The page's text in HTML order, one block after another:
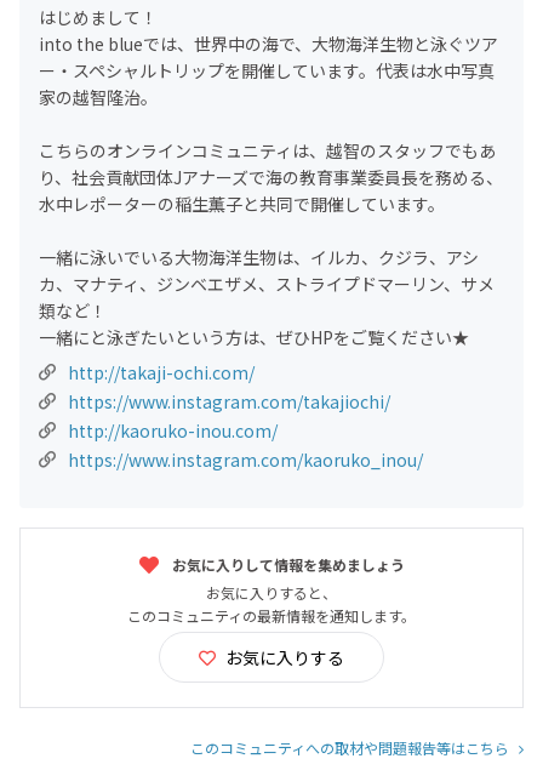
はじめまして！
into the blueでは、世界中の海で、大物海洋生物と泳ぐツア
ー・スペシャルトリップを開催しています。代表は水中写真
家の越智隆治。
こちらのオンラインコミュニティは、越智のスタッフでもあ
り、社会貢献団体Jアナーズで海の教育事業委員長を務める、
水中レポーターの稲生薫子と共同で開催しています。
一緒に泳いでいる大物海洋生物は、イルカ、クジラ、アシ
カ、マナティ、ジンベエザメ、ストライプドマーリン、サメ
類など！
一緒にと泳ぎたいという方は、ぜひHPをご覧ください★
http://takaji-ochi.com/
https://www.instagram.com/takajiochi/
http://kaoruko-inou.com/
https://www.instagram.com/kaoruko_inou/
お気に入りして情報を集めましょう
お気に入りすると、
このコミュニティの最新情報を通知します。
お気に入りする
このコミュニティへの取材や問題報告等はこちら